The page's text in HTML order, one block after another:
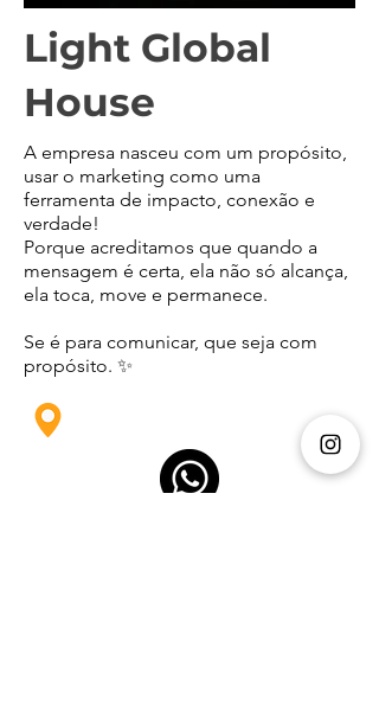
Light Global
House
A empresa nasceu com um propósito,
usar o marketing como uma
ferramenta de impacto, conexão e
verdade!
Porque acreditamos que quando a
mensagem é certa, ela não só alcança,
ela toca, move e permanece.
Se é para comunicar, que seja com
propósito. ✨